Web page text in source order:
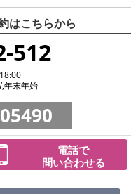
はこちらから
512
年末年始
電話で
問い合わせる